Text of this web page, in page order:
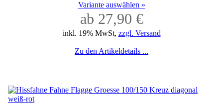
Variante auswählen »
ab 27,90 €
inkl. 19% MwSt, zzgl. Versand
Zu den Artikeldetails ...